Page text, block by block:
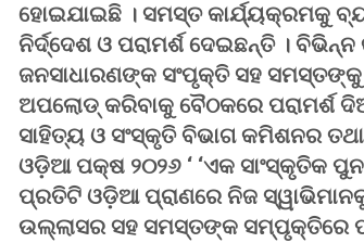
ହୋଇଯାଇଛି । ସମସ୍ତ କାର୍ଯ୍ୟକ୍ରମକୁ
ନିର୍ଦ୍ଦେଶ ଓ ପରାମର୍ଶ ଦେଇଛନ୍ତି ।
ଜନସାଧାରଣଙ୍କ ସଂପୃକ୍ତି ସହ
ଅପଲୋଡ୍ କରିବାକୁ ବୈଠକରେ ପରାମର୍ଶ
ସାହିତ୍ୟ ଓ ସଂସ୍କୃତି ବିଭାଗ କମିଶନର
ଓଡ଼ିଆ ପକ୍ଷ ୨୦୨୬ ‘ ‘ଏକ ସାଂସ୍କୃତିକ
ପ୍ରତିଟି ଓଡ଼ିଆ ପ୍ରାଣରେ ନିଜ
ଉଲ୍ଲାସର ସହ ସମସ୍ତଙ୍କ ସମ୍ପୃକ୍ତିରେ